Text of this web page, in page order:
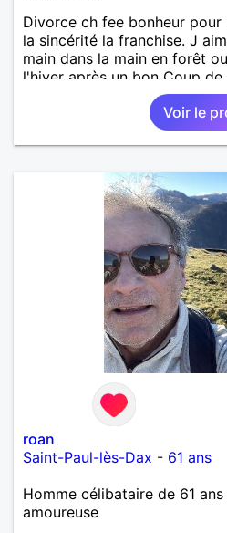
Divorce ch fee bonheur
la sincérité la franchise. J
main dans la main en forêt
l'hiver après un bon Coup
chaud.pour le reste a
Voir le
roan
Saint-Paul-lès-Dax - 61 ans
Homme célibataire de 61
amoureuse